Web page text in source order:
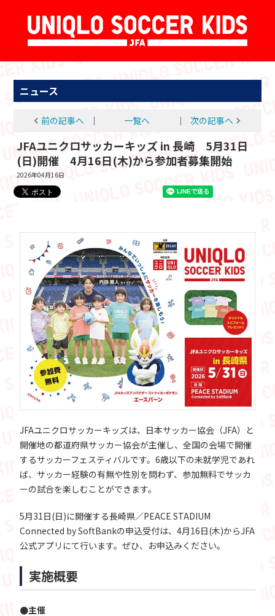
ニュース
前の記事へ │ 一覧へ │ 次の記事へ
JFAユニクロサッカーキッズ in 長崎 5月31日
(日)開催 4月16日(木)から参加者募集開始
2026年04月16日
JFAユニクロサッカーキッズは、日本サッカー協会（JFA）と
開催地の都道府県サッカー協会が主催し、全国の会場で開催
するサッカーフェスティバルです。6歳以下の未就学児であれ
ば、サッカー経験の有無や性別を問わず、参加無料でサッカ
ーの試合を楽しむことができます。
5月31日(日)に開催する長崎県／PEACE STADIUM
Connected by SoftBankの申込受付は、4月16日(木)からJFA
公式アプリにて行います。ぜひ、お申込みください。
実施概要
●主催